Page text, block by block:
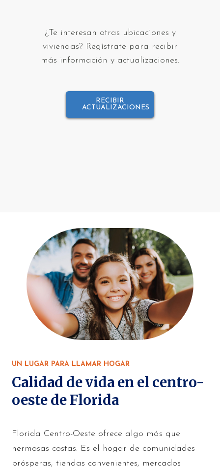
¿Te interesan otras ubicaciones y
viviendas? Regístrate para recibir
más información y actualizaciones.
RECIBIR
ACTUALIZACIONES
UN LUGAR PARA LLAMAR HOGAR
Calidad de vida en el centro-
oeste de Florida
Florida Centro-Oeste ofrece algo más que
hermosas costas. Es el hogar de comunidades
prósperas, tiendas convenientes, mercados